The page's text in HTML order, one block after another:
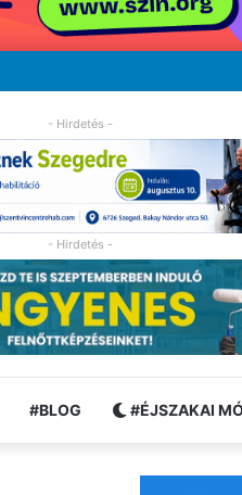
- Hirdetés -
- Hirdetés -
#BLOG #ÉJSZAKAI